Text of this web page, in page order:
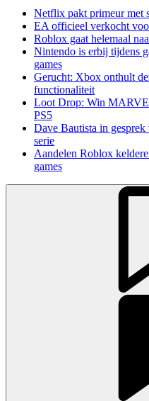
Netflix pakt primeur met
EA officieel verkocht
Roblox gaat helemaal
Nintendo is erbij tijdens
games
Gerucht: Xbox onthult
functionaliteit
Loot Drop: Win
PS5
Dave Bautista in
serie
Aandelen Roblox
games